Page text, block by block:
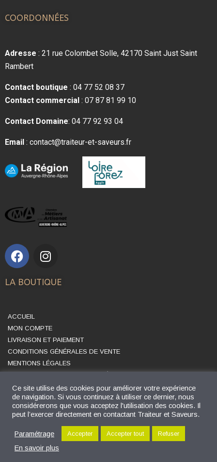
COORDONNÉES
Adresse : 21 rue Colombet Solle, 42170 Saint Just Saint
Rambert
Contact boutique : 04 77 52 08 37
Contact commercial : 07 87 81 99 10
Contact Domaine: 04 77 92 93 04
Email : contact@traiteur-et-saveurs.fr
LA BOUTIQUE
ACCUEIL
MON COMPTE
LIVRAISON ET PAIEMENT
CONDITIONS GÉNÉRALES DE VENTE
MENTIONS LÉGALES
CONTACTS
PLAN DU SITE
2021 ©. Tous droits réservés Traiteur et Saveurs | Site créé par l’
web stéphanoise
Ce site utilise des cookies pour améliorer votre expérience
de navigation. Si vous continuez à utiliser ce dernier, nous
considérerons que vous acceptez l'utilisation des cookies. Il
peut l’exercer directement en contactant Traiteur et Saveurs.
Paramétrage Accepter Accepter tout Refuser
En savoir plus